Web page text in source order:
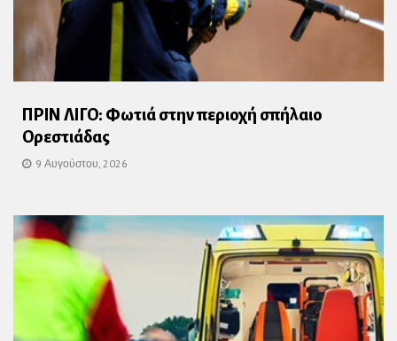
ΠΡΙΝ ΛΙΓΟ: Φωτιά στην περιοχή σπήλαιο
Ορεστιάδας
9 Αυγούστου, 2026